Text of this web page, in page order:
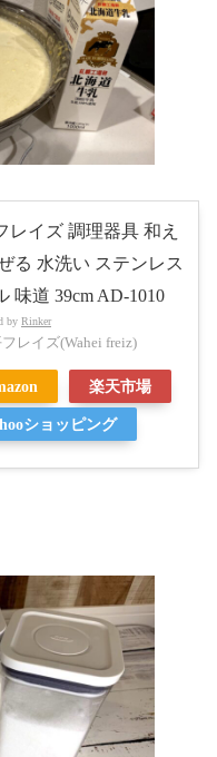
レイズ 調理器具 和え
る 水洗い ステンレス
味道 39cm AD-1010
by Rinker
レイズ(Wahei freiz)
楽天市場
ショッピング